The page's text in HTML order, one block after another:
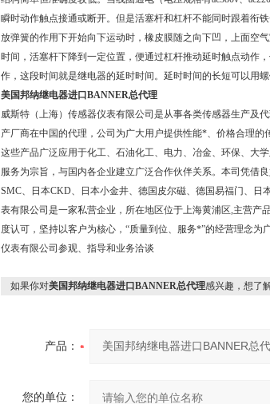
瞬时动作触点接通或断开。但是活塞杆和杠杆不能同时跟着衔
放弹簧的作用下开始向下运动时，橡皮膜随之向下凹，上面空
时间，活塞杆下降到一定位置，便通过杠杆推动延时触点动作
作，这段时间就是继电器的延时时间。延时时间的长短可以用
美国邦纳继电器进口BANNER总代理
威斯特（上海）传感器仪表有限公司是从事各类传感器生产及
产厂商在中国的代理，公司为广大用户提供性能*、价格合理的
这些产品广泛应用于化工、石油化工、电力、冶金、环保、大
服务为宗旨，与国内各企业建立广泛合作伙伴关系。本司凭借
SMC、日本CKD、日本小金井、德国皮尔磁、德国易福门、
表有限公司是一家私营企业，所在地区位于上海黄浦区,主营
度认可，坚持以客户为核心，“质量到位、服务*”的经营理念
仪表有限公司参观、指导和业务洽谈
如果你对美国邦纳继电器进口BANNER总代理感兴趣，想了
产品：
您的单位：